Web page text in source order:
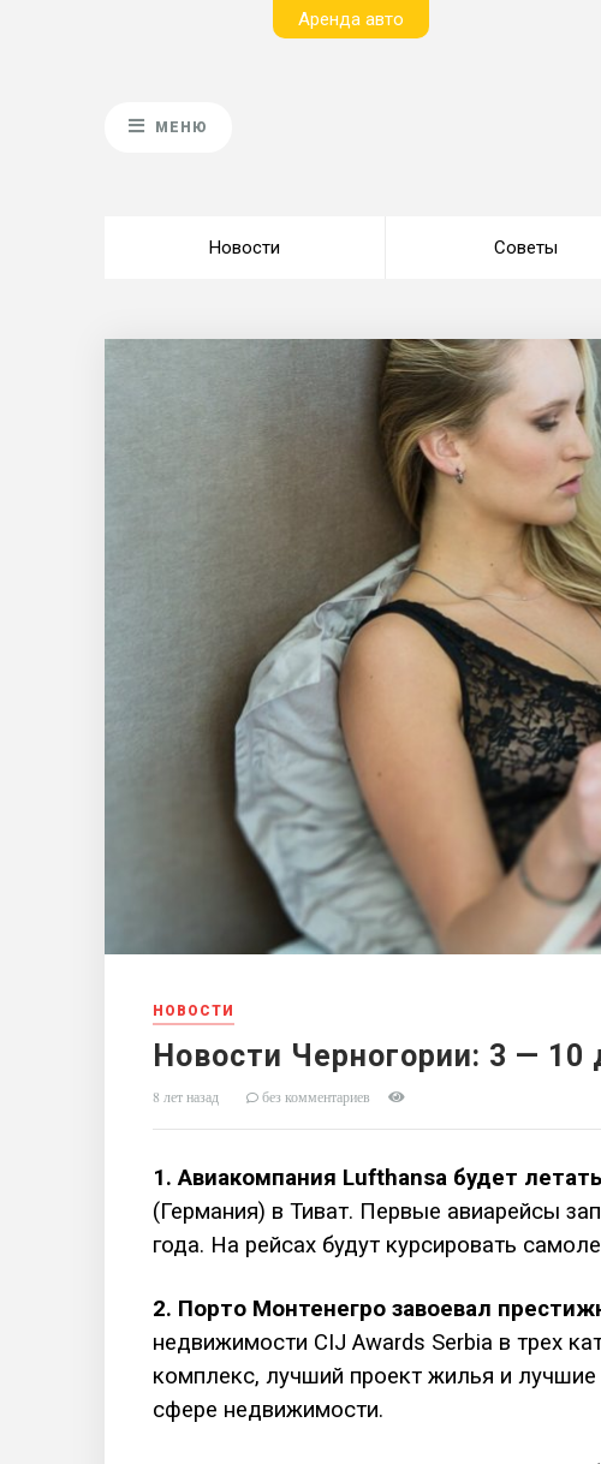
Aренда авто
МЕНЮ
Новости Советы
НОВОСТИ
Новости Черногории: 3 — 10
8 лет назад без комментариев
1. Авиакомпания Lufthansa будет
(Германия) в Тиват. Первые авиарейсы
года. На рейсах будут курсировать
2. Порто Монтенегро завоевал
недвижимости CIJ Awards Serbia в трех
комплекс, лучший проект жилья и
сфере недвижимости.